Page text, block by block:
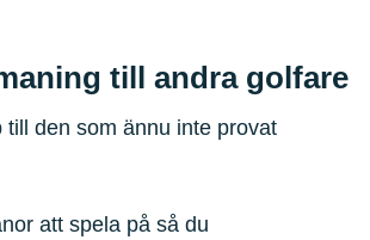
till andra golfare
den som ännu inte provat
att spela på så du